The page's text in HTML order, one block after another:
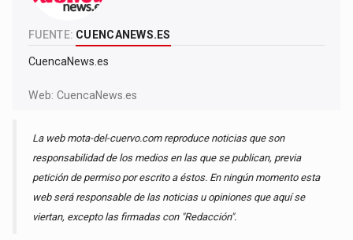
FUENTE: CUENCANEWS.ES
CuencaNews.es
Web:CuencaNews.es
La web mota-del-cuervo.com reproduce noticias que son
responsabilidad de los medios en las que se publican, previa
petición de permiso por escrito a éstos. En ningún momento esta
web será responsable de las noticias u opiniones que aquí se
viertan, excepto las firmadas con "Redacción".